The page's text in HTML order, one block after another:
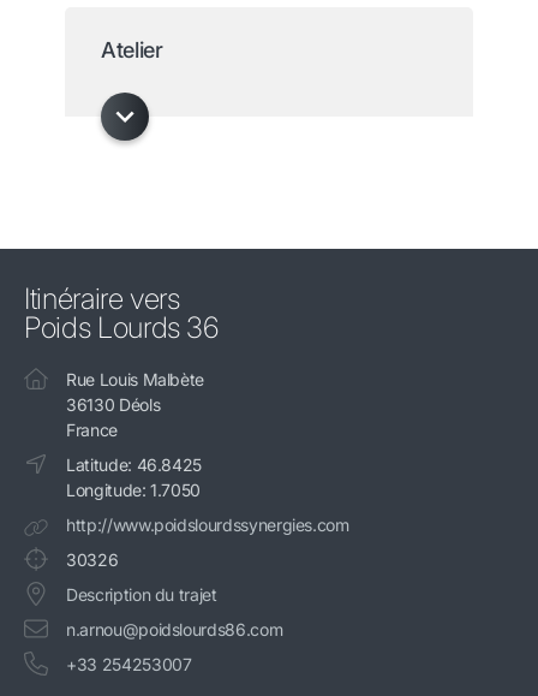
Atelier
Itinéraire vers
Poids Lourds 36
Rue Louis Malbète
36130 Déols
France
Latitude: 46.8425
Longitude: 1.7050
http://www.poidslourdssynergies.com
30326
Description du trajet
n.arnou@poidslourds86.com
+33 254253007